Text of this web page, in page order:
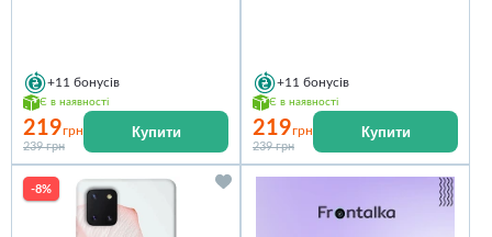
+11 бонусів
Є в наявності
219грн
239 грн
Купити
+11 бонусів
Є в наявності
219грн
239 грн
Купити
-8%